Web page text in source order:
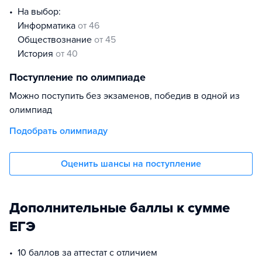
На выбор:
информатика от 46
обществознание от 45
история от 40
Поступление по олимпиаде
Можно поступить без экзаменов, победив в одной из
олимпиад
Подобрать олимпиаду
Оценить шансы на поступление
Дополнительные баллы к сумме
ЕГЭ
10 баллов за аттестат с отличием